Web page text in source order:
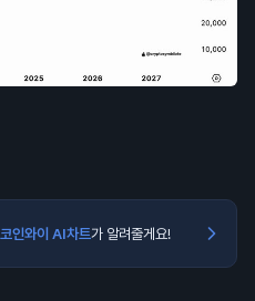
코인와이 AI차트가 알려줄게요!